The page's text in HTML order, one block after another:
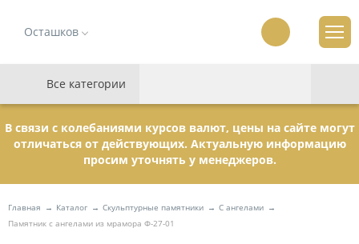
Осташков
Все категории
В связи с колебаниями курсов валют, цены на сайте могут
отличаться от действующих. Актуальную информацию
просим уточнять у менеджеров.
Главная Каталог Скульптурные памятники
C ангелами
Памятник с ангелами из мрамора Ф-27-01